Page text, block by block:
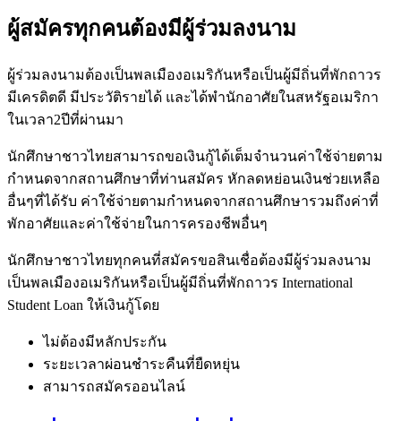
ผู้สมัครทุกคนต้องมีผู้ร่วมลงนาม
ผู้ร่วมลงนามต้องเป็นพลเมืองอเมริกันหรือเป็นผู้มีถิ่นที่พักถาวร
มีเครดิตดี มีประวัติรายได้ และได้พำนักอาศัยในสหรัฐอเมริกา
ในเวลา2ปีที่ผ่านมา
นักศึกษาชาวไทยสามารถขอเงินกู้ได้เต็มจำนวนค่าใช้จ่ายตาม
กำหนดจากสถานศึกษาที่ท่านสมัคร หักลดหย่อนเงินช่วยเหลือ
อื่นๆที่ได้รับ ค่าใช้จ่ายตามกำหนดจากสถานศึกษารวมถึงค่าที่
พักอาศัยและค่าใช้จ่ายในการครองชีพอื่นๆ
นักศึกษาชาวไทยทุกคนที่สมัครขอสินเชื่อต้องมีผู้ร่วมลงนาม
เป็นพลเมืองอเมริกันหรือเป็นผู้มีถิ่นที่พักถาวร International
Student Loan ให้เงินกู้โดย
ไม่ต้องมีหลักประกัน
ระยะเวลาผ่อนชำระคืนที่ยืดหยุ่น
สามารถสมัครออนไลน์